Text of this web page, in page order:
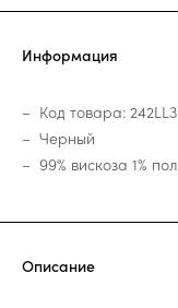
Информация
Код товара:
Черный
99% вискоза 1%
Описание